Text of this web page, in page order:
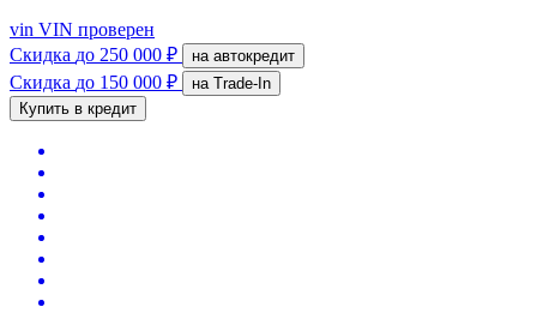
vin VIN проверен
Скидка до 250 000 ₽ на автокредит
Скидка до 150 000 ₽
на Trade-In
Купить в кредит